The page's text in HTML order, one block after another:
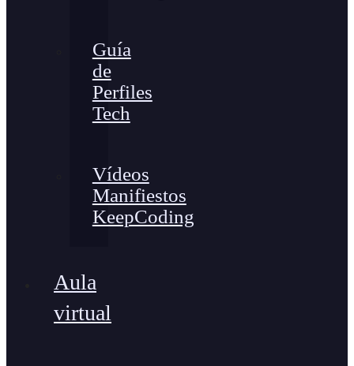
Guía
de
Perfiles
Tech
Vídeos
Manifiestos
KeepCoding
Aula
virtual